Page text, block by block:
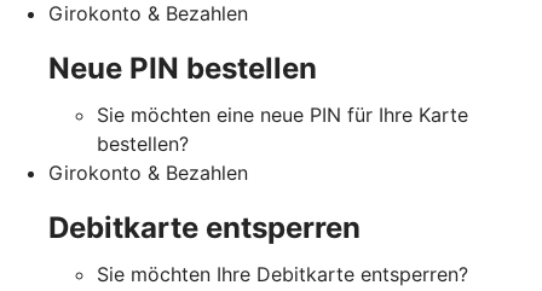
Girokonto & Bezahlen
Neue PIN bestellen
Sie möchten eine neue PIN für Ihre Karte
bestellen?
Girokonto & Bezahlen
Debitkarte entsperren
Sie möchten Ihre Debitkarte entsperren?